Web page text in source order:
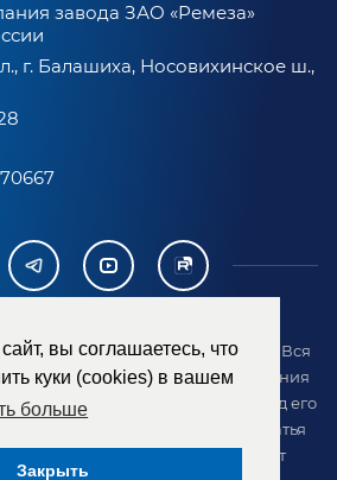
вы соглашаетесь, что
куки (cookies) в вашем
больше
Закрыть
завода ЗАО «Ремеза»
г. Балашиха, Носовихинское ш.,
«РЕМЕЗА». Все права защищены. Вся
размещена в целях предоставления
ознакомиться с товаром перед его
является публичной офертой (статья
вид товара может отличаться от